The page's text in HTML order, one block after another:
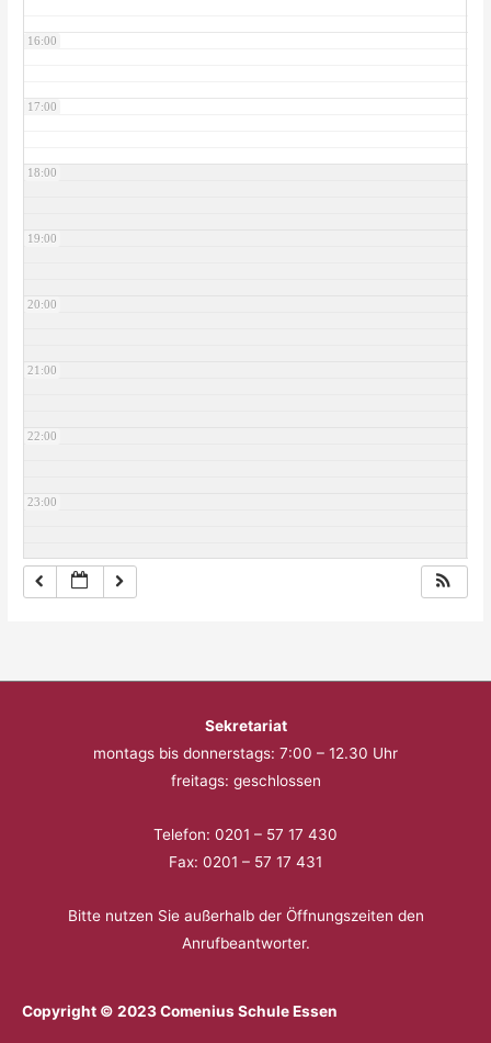
16:00
17:00
18:00
19:00
20:00
21:00
22:00
23:00
Sekretariat
montags bis donnerstags: 7:00 – 12.30 Uhr
freitags: geschlossen
Telefon: 0201 – 57 17 430
Fax: 0201 – 57 17 431
Bitte nutzen Sie außerhalb der Öffnungszeiten den
Anrufbeantworter.
Copyright © 2023 Comenius Schule Essen